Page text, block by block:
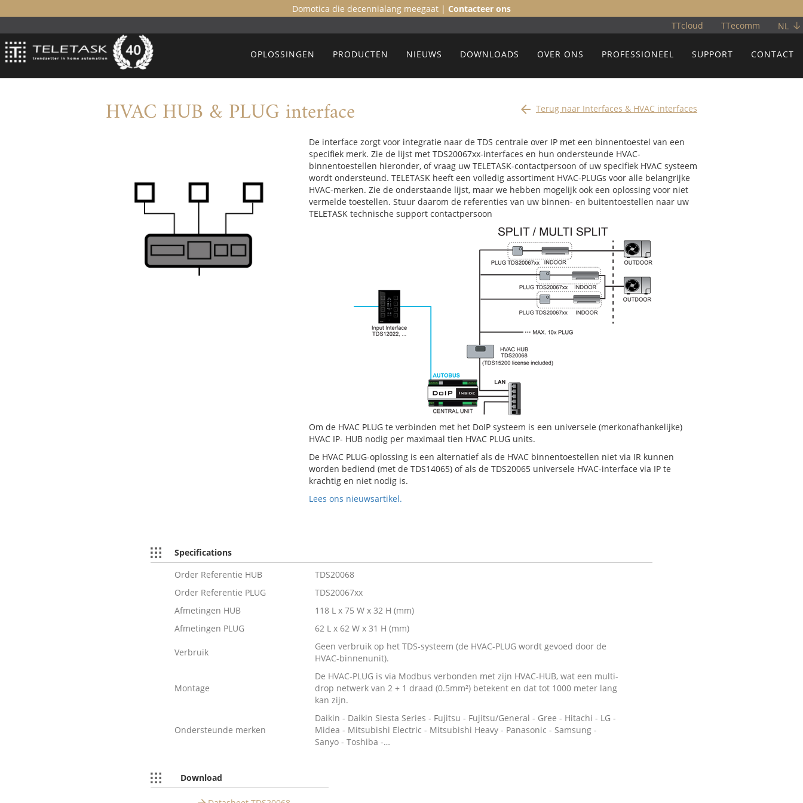
Domotica die decennialang meegaat | Contacteer ons
NL
TTecomm
TTcloud
OPLOSSINGEN PRODUCTEN NIEUWS DOWNLOADS OVER ONS PROFESSIONEEL SUPPORT CONTACT
HVAC HUB & PLUG interface  Terug naar Interfaces & HVAC interfaces
De interface zorgt voor integratie naar de TDS centrale over IP met een binnentoestel van een
specifiek merk. Zie de lijst met TDS20067xx-interfaces en hun ondersteunde HVAC-
binnentoestellen hieronder, of vraag uw TELETASK-contactpersoon of uw specifiek HVAC systeem
wordt ondersteund. TELETASK heeft een volledig assortiment HVAC-PLUGs voor alle belangrijke
HVAC-merken. Zie de onderstaande lijst, maar we hebben mogelijk ook een oplossing voor niet
vermelde toestellen. Stuur daarom de referenties van uw binnen- en buitentoestellen naar uw
TELETASK technische support contactpersoon
Om de HVAC PLUG te verbinden met het DoIP systeem is een universele (merkonafhankelijke)
HVAC IP- HUB nodig per maximaal tien HVAC PLUG units.
De HVAC PLUG-oplossing is een alternatief als de HVAC binnentoestellen niet via IR kunnen
worden bediend (met de TDS14065) of als de TDS20065 universele HVAC-interface via IP te
krachtig en niet nodig is.
Lees ons nieuwsartikel.
Specifications
Order Referentie HUB
TDS20068
Order Referentie PLUG
TDS20067xx
Afmetingen HUB
118 L x 75 W x 32 H (mm)
Afmetingen PLUG
62 L x 62 W x 31 H (mm)
Verbruik
Geen verbruik op het TDS-systeem (de HVAC-PLUG wordt gevoed door de
HVAC-binnenunit).
Montage
De HVAC-PLUG is via Modbus verbonden met zijn HVAC-HUB, wat een multi-
drop netwerk van 2 + 1 draad (0.5mm²) betekent en dat tot 1000 meter lang
kan zijn.
Ondersteunde merken
Daikin - Daikin Siesta Series - Fujitsu - Fujitsu/General - Gree - Hitachi - LG -
Midea - Mitsubishi Electric - Mitsubishi Heavy - Panasonic - Samsung -
Sanyo - Toshiba -…
Download